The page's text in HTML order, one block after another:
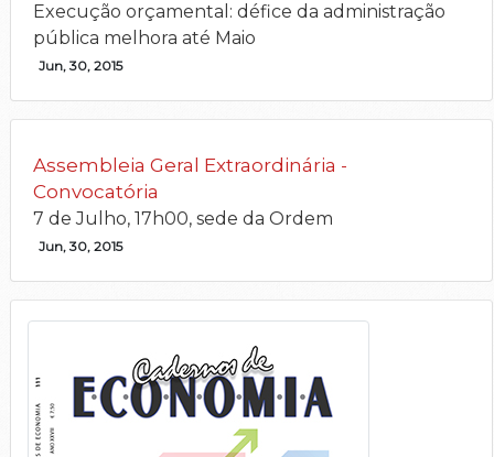
Execução orçamental: défice da administração
pública melhora até Maio
Jun, 30, 2015
Assembleia Geral Extraordinária -
Convocatória
7 de Julho, 17h00, sede da Ordem
Jun, 30, 2015